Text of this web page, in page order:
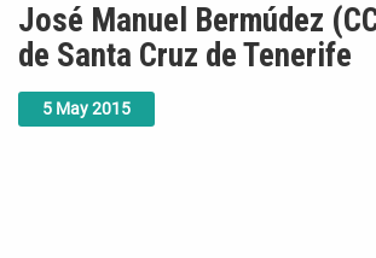
5 May2015
José Manuel Bermúdez
de Santa Cruz de Tenerife